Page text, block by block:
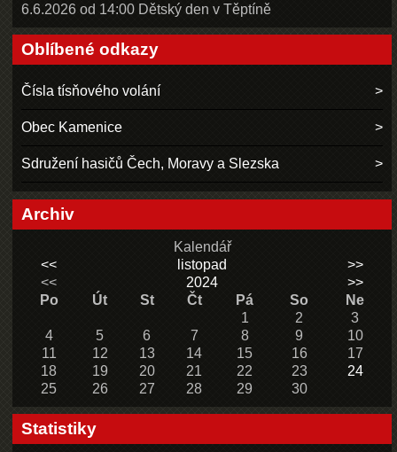
6.6.2026 od 14:00 Dětský den v Těptíně
Oblíbené odkazy
Čísla tísňového volání
Obec Kamenice
Sdružení hasičů Čech, Moravy a Slezska
Archiv
Kalendář
<<
listopad
>>
<<
2024
>>
Po
Út St Čt Pá So
Ne
1
2
3
4
5 6 7 8 9
10
11
12 13 14 15 16
17
18
19 20 21 22 23
24
25
26 27 28 29 30
Statistiky